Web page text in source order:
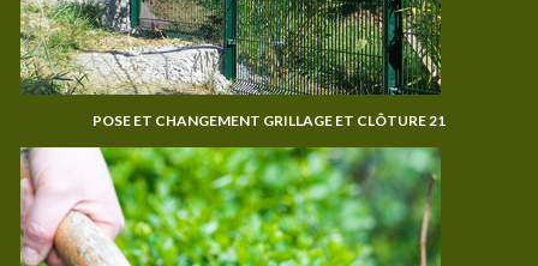
POSE ET CHANGEMENT GRILLAGE ET CLÔTURE 21